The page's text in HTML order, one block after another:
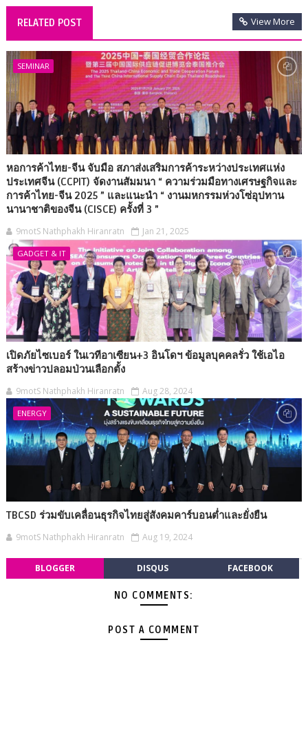
RELATED POST View More
SEMINAR
หอการค้าไทย-จีน จับมือ สภาส่งเสริมการค้าระหว่างประเทศแห่ง
ประเทศจีน (CCPIT) จัดงานสัมมนา “ ความร่วมมือทางเศรษฐกิจและ
การค้าไทย-จีน 2025 ” และแนะนำ “ งานมหกรรมห่วงโซ่อุปทาน
นานาชาติของจีน (CISCE) ครั้งที่ 3 ”
9motS Nathphakh Hiranratn Jan 21, 2025
GADGET & IT
เปิดภัยไซเบอร์ ในเวทีอาเซียน+3 อินโดฯ ข้อมูลบุคคลรั่ว ใช้เอไอ
สร้างข่าวปลอมป่วนเลือกตั้ง
9motS Nathphakh Hiranratn Aug 28, 2024
ENERGY
TBCSD ร่วมขับเคลื่อนธุรกิจไทยสู่สังคมคาร์บอนต่ำและยั่งยืน
9motS Nathphakh Hiranratn Aug 19, 2024
BLOGGER DISQUS FACEBOOK
NO COMMENTS:
POST A COMMENT